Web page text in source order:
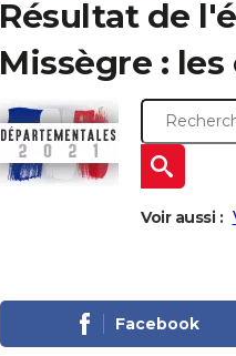
Résultat de
Missègre : les
Voir aussi :
Facebook